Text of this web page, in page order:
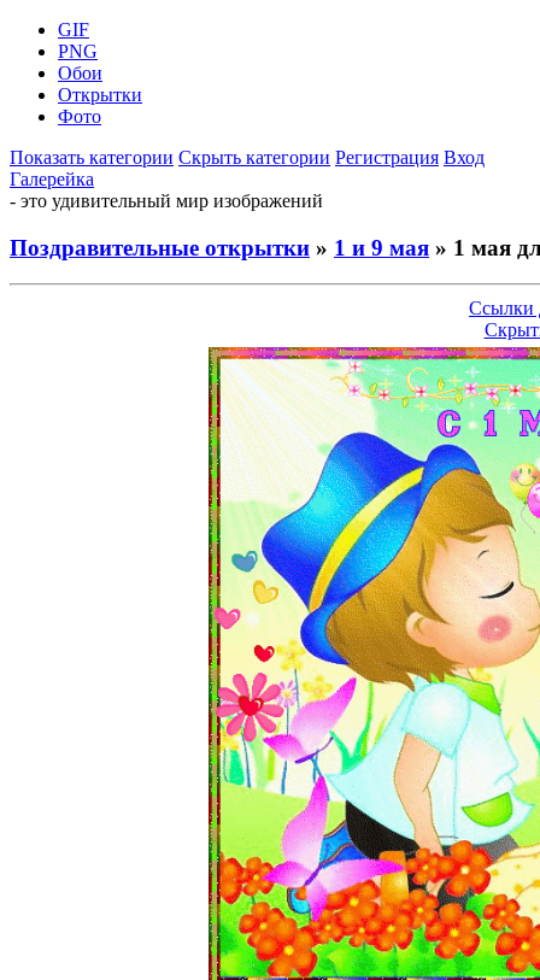
GIF
PNG
Обои
Открытки
Фото
Показать категории Скрыть категории Регистрация Вход
Галерейка
- это удивительный мир изображений
Поздравительные открытки » 1 и 9 мая » 1 мая
Ссылки